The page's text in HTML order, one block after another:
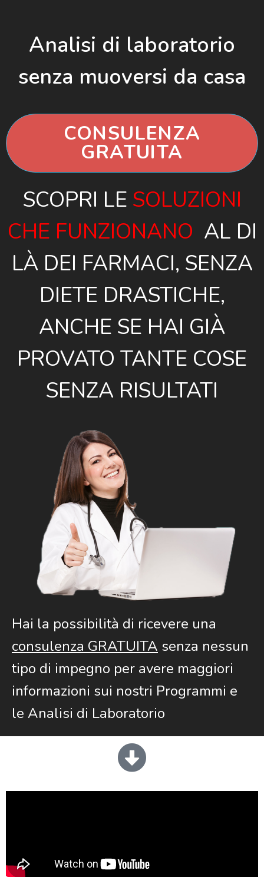
Analisi di laboratorio
senza muoversi da casa
CONSULENZA
GRATUITA
SCOPRI LE SOLUZIONI
CHE FUNZIONANO AL DI
LÀ DEI FARMACI, SENZA
DIETE DRASTICHE,
ANCHE SE HAI GIÀ
PROVATO TANTE COSE
SENZA RISULTATI
Hai la possibilità di ricevere una
consulenza GRATUITA senza nessun
tipo di impegno per avere maggiori
informazioni sui nostri Programmi e
le Analisi di Laboratorio